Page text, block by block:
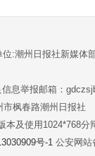
:潮州日报社新媒体
息举报邮箱：
市枫春路潮州日报社
及使用1024*768分
号-1 公安网站